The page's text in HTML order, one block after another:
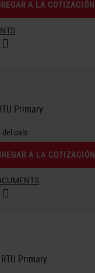
A LA COTIZACIÓN
Primary
del país
A LA COTIZACIÓN
Primary